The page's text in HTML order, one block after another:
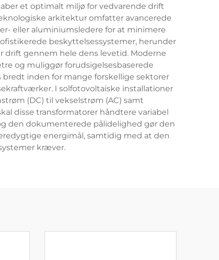
et optimalt miljø for vedvarende drift
arkitektur omfatter avancerede
eller aluminiumsledere for at minimere
beskyttelsessystemer, herunder
gennem hele dens levetid. Moderne
og muliggør forudsigelsesbaserede
inden for mange forskellige sektorer
I solfotovoltaiske installationer
(DC) til vekselstrøm (AC) samt
disse transformatorer håndtere variabel
den dokumenterede pålidelighed gør den
energimål, samtidig med at den
kræver.